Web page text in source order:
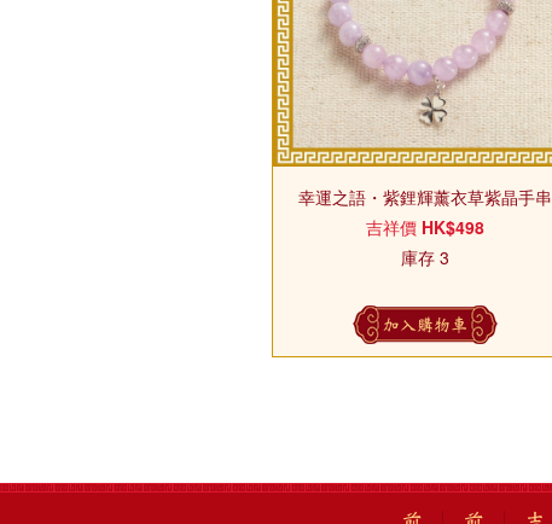
幸運之語・紫鋰輝薰衣草紫晶手串
吉祥價 HK$498
庫存 3
加入購物車